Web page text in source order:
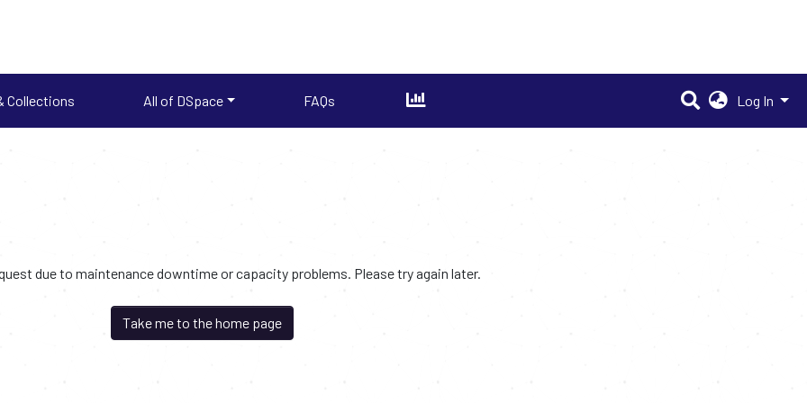
Collections All of DSpace FAQs Log In
due to maintenance downtime or capacity problems. Please try again later.
Take me to the home page